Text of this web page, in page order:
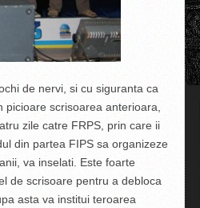
de nervi, si cu siguranta ca
scrisoarea anterioara,
zile catre FRPS, prin care ii
din partea FIPS sa organizeze
va inselati. Este foarte
de scrisoare pentru a debloca
asta va institui teroarea